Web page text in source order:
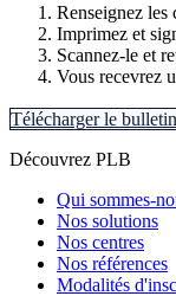
Renseignez les
Imprimez et
Scannez-le et
Vous recevrez
Télécharger le bulletin
Découvrez PLB
Qui sommes-
Nos solutions
Nos centres
Nos références
Modalités